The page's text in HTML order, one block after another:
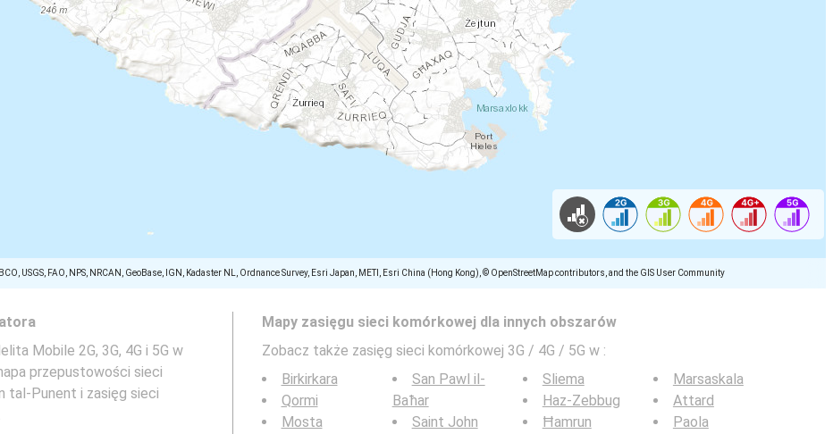
USGS, FAO, NPS, NRCAN, GeoBase, IGN, Kadaster NL, Ordnance Survey, Esri Japan, METI, Esri China (Hong Kong), © OpenStreetMap contributors, and the GIS User Community
Mobile 2G, 3G, 4G i 5G w
przepustowości sieci
tal-Punent i zasięg sieci
Mapy zasięgu sieci komórkowej dla innych obszarów
Zobacz także zasięg sieci komórkowej 3G / 4G / 5G w :
Birkirkara
Qormi
Mosta
San Pawl il-
Baħar
Saint John
Sliema
Haz-Zebbug
Ħamrun
Marsaskala
Attard
Paola